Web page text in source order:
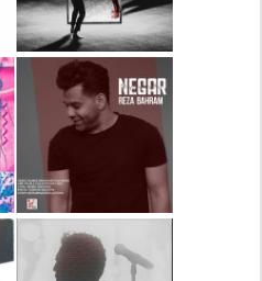
دانلود آلبوم جدید سیروان
خسروی بنام مونولوگ
دانلود آهنگ جدید رضا
بهرام بنام نگار